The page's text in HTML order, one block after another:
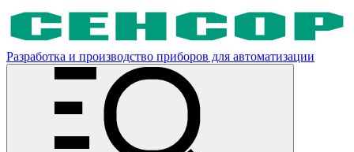
Разработка и производство приборов для автоматизации